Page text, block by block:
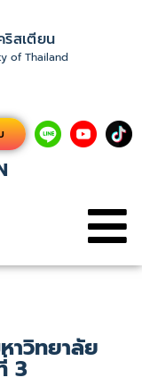
สเตียน
of Thailand
าวิทยาลัย
3